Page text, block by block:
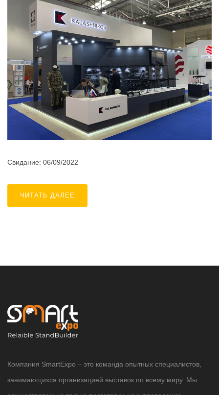
Свидание: 06/09/2022
ЧИТАТЬ ДАЛЕЕ
Компания SmartExpo – это команда опытных специалистов,
занимающихся организацией выставок по всему миру. Мы